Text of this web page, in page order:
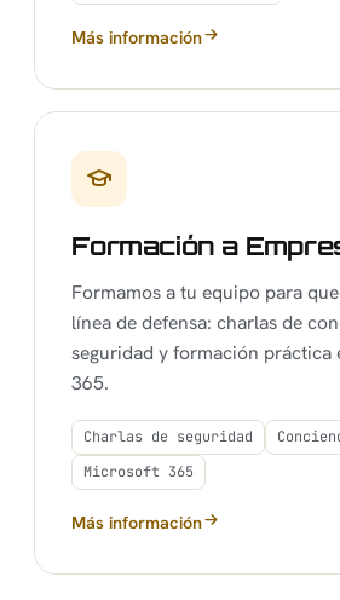
Más información
sobre Seguridad Informática
Formación a
Formamos a tu equipo para
línea de defensa: charlas de
seguridad y formación práctica
365.
Charlas de seguridad
Microsoft 365
Más información
sobre Formación a Empresas